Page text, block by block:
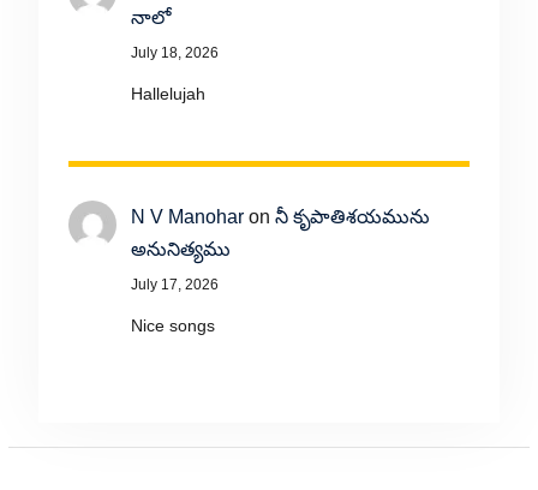
నాలో
July 18, 2026
Hallelujah
N V Manoharon నీ కృపాతిశయమును
అనునిత్యము
July 17, 2026
Nice songs